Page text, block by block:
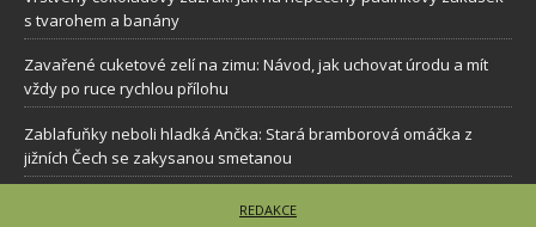
s tvarohem a banány
Zavařené cuketové zelí na zimu: Návod, jak uchovat úrodu a mít
vždy po ruce rychlou přílohu
Zablafuňky neboli hladká Ančka: Stará bramborová omáčka z
jižních Čech se zakysanou smetanou
REDAKCE